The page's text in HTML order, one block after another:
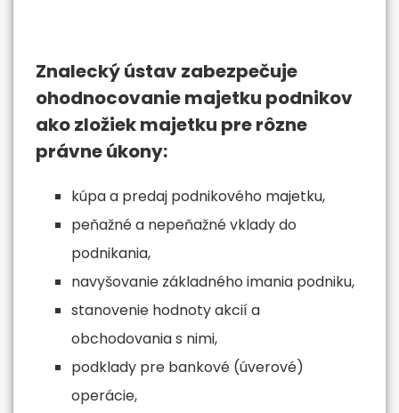
Znalecký ústav zabezpečuje
ohodnocovanie majetku podnikov
ako zložiek majetku pre rôzne
právne úkony:
kúpa a predaj podnikového majetku,
peňažné a nepeňažné vklady do
podnikania,
navyšovanie základného imania podniku,
stanovenie hodnoty akcií a
obchodovania s nimi,
podklady pre bankové (úverové)
operácie,